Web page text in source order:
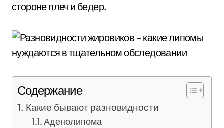
стороне плеч и бедер.
Содержание
Какие бывают разновидности
Аденолипома